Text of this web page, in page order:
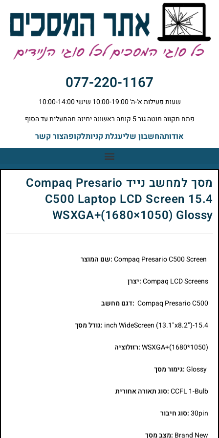
077-220-1167
שעות פעילות א'-ה' 10:00-19:00 שישי 10:00-14:00
פתח תקווה מוטה גור 5 קומה ראשונה ימינה מהמעלית עד הסוף
אודותהחשבון שליעגלת קניותלקופהצור קשר
מסך למחשב נייד Compaq Presario
C500 Laptop LCD Screen 15.4
WSXGA+(1680×1050) Glossy
:שם המוצר
Compaq LCD Screens:יצרן
Compaq Presario C500 :דגם מחשב
15.4-inch WideScreen (13.1"x8.2") :גודל מסך
WSXGA+(1680*1050):רזולוציה
Glossy:גימור מסך
CCFL 1-Bulb:סוג תאורה אחורית
30pin:סוג חיבור
Brand New :מצב מסך